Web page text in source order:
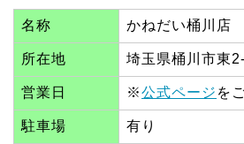
名称 かねだい桶川店
所在地 埼玉県桶川市東
営業日 ※公式ページ を
駐車場 有り